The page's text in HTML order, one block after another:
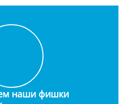
наши фишки